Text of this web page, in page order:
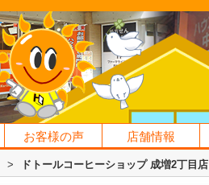
お客様の声 店舗情報
> ドトールコーヒーショップ 成増2丁目店